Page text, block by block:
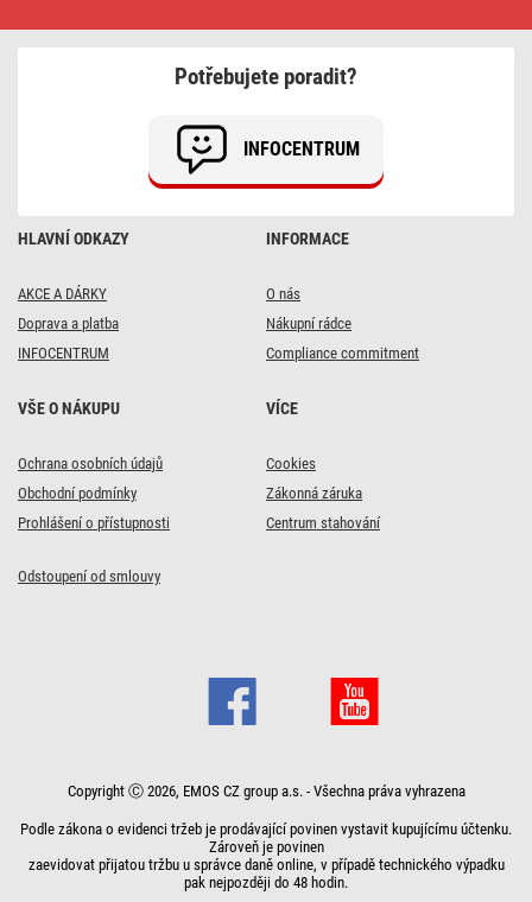
prodlužovací
HLAVNÍ ODKAZY
AKCE A DÁRKY
Doprava a platba
INFOCENTRUM
INFORMACE
O nás
Nákupní rádce
Compliance commitment
VŠE O NÁKUPU
Ochrana osobních údajů
Obchodní podmínky
Prohlášení o přístupnosti
VÍCE
Cookies
Zákonná záruka
Centrum stahování
Odstoupení od smlouvy
Potřebujete poradit?
INFOCENTRUM
Copyright Ⓒ 2026, EMOS CZ group a.s. - Všechna práva vyhrazena
Podle zákona o evidenci tržeb je prodávající povinen vystavit kupujícímu účtenku.
Zároveň je povinen
zaevidovat přijatou tržbu u správce daně online, v případě technického výpadku
pak nejpozději do 48 hodin.